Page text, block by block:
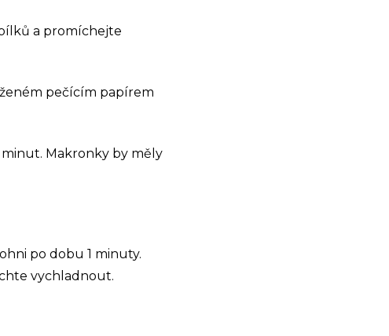
a promíchejte
pečícím papírem
minut. Makronky by měly
po dobu 1 minuty.
vychladnout.